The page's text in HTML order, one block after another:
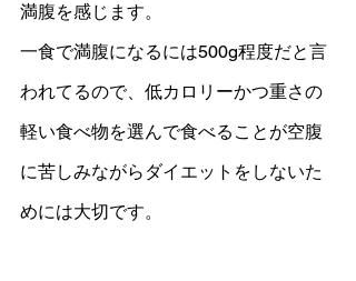
満腹を感じます。
一食で満腹になるには500g程度だと言
われてるので、低カロリーかつ重さの
軽い食べ物を選んで食べることが空腹
に苦しみながらダイエットをしないた
めには大切です。